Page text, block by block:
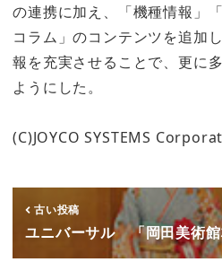
の連携に加え、「機種情報」
コラム」のコンテンツを追加
報を充実させることで、更に
ようにした。
(C)JOYCO SYSTEMS
古い投稿
ユニバーサル 「岡田美術